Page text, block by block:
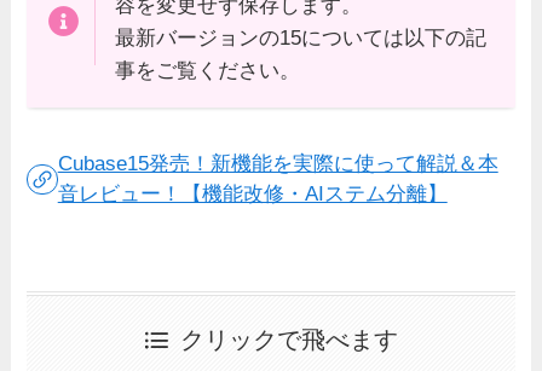
容を変更せず保存します。
最新バージョンの15については以下の記
事をご覧ください。
Cubase15発売！新機能を実際に使って解説＆本
音レビュー！【機能改修・AIステム分離】
クリックで飛べます